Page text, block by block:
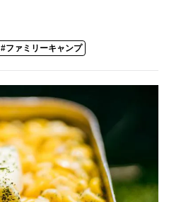
#ファミリーキャンプ